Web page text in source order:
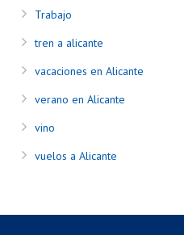
Trabajo
tren a alicante
vacaciones en Alicante
verano en Alicante
vino
vuelos a Alicante